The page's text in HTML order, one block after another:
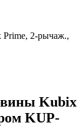
Prime, 2-рычаж.,
Kubix
KUP-